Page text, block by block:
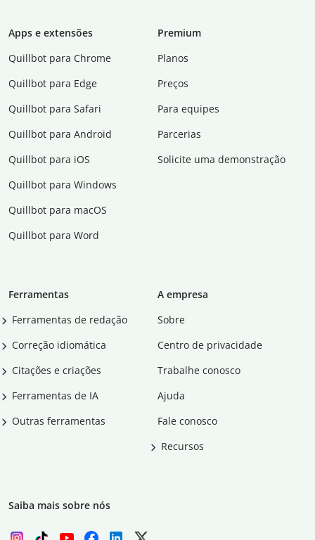
Apps e extensões
Quillbot para Chrome
Quillbot para Edge
Quillbot para Safari
Quillbot para Android
Quillbot para iOS
Quillbot para Windows
Quillbot para macOS
Quillbot para Word
Premium
Planos
Preços
Para equipes
Parcerias
Solicite uma demonstração
Ferramentas
Ferramentas de redação
Correção idiomática
Citações e criações
Ferramentas de IA
Outras ferramentas
A empresa
Sobre
Centro de privacidade
Trabalhe conosco
Ajuda
Fale conosco
Recursos
Saiba mais sobre nós